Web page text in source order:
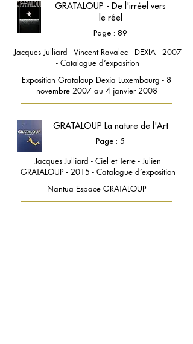
GRATALOUP - De l'irréel vers
le réel
Page : 89
Jacques Julliard - Vincent Ravalec - DEXIA - 2007
- Catalogue d’exposition
Exposition Grataloup Dexia Luxembourg - 8
novembre 2007 au 4 janvier 2008
GRATALOUP La nature de l'Art
Page : 5
Jacques Julliard - Ciel et Terre - Julien
GRATALOUP - 2015 - Catalogue d’exposition
Nantua Espace GRATALOUP